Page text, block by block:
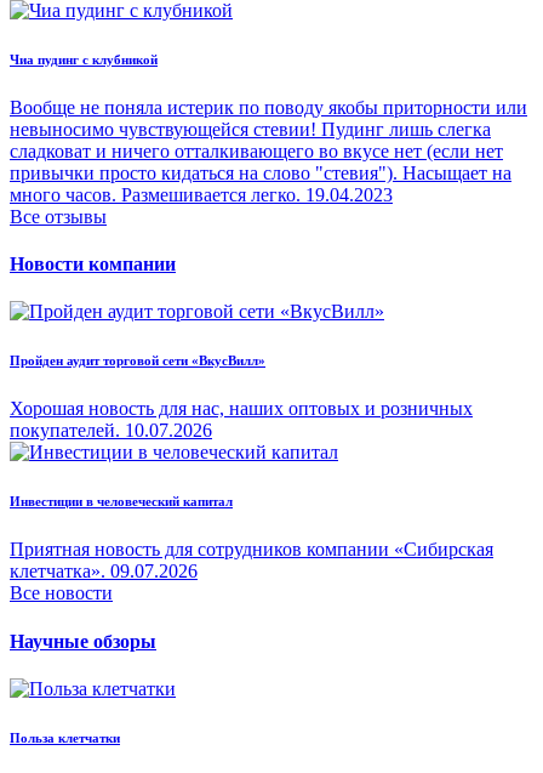
Чиа пудинг с клубникой
Вообще не поняла истерик по поводу якобы приторности или
невыносимо чувствующейся стевии! Пудинг лишь слегка
сладковат и ничего отталкивающего во вкусе нет (если нет
привычки просто кидаться на слово "стевия"). Насыщает на
много часов. Размешивается легко. 19.04.2023
Все отзывы
Новости компании
Пройден аудит торговой сети «ВкусВилл»
Хорошая новость для нас, наших оптовых и розничных
покупателей. 10.07.2026
Инвестиции в человеческий капитал
Приятная новость для сотрудников компании «Сибирская
клетчатка». 09.07.2026
Все новости
Научные обзоры
Польза клетчатки